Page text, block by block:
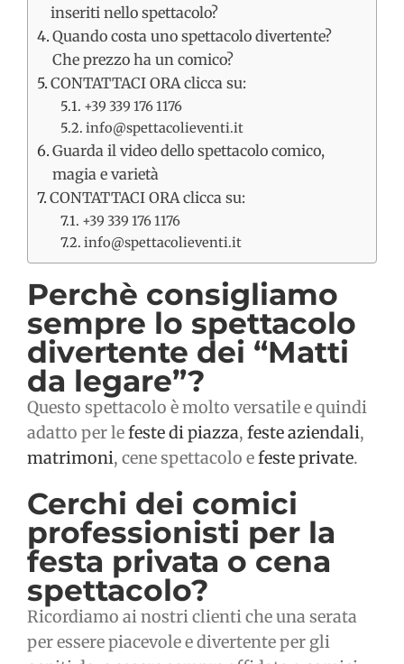
inseriti nello spettacolo?
Quando costa uno spettacolo divertente?
Che prezzo ha un comico?
CONTATTACI ORA clicca su:
+39 339 176 1176
info@spettacolieventi.it
Guarda il video dello spettacolo comico,
magia e varietà
CONTATTACI ORA clicca su:
+39 339 176 1176
info@spettacolieventi.it
Perchè consigliamo
sempre lo spettacolo
divertente dei “Matti
da legare”?
Questo spettacolo è molto versatile e quindi
adatto per lefeste di piazza, feste aziendali,
matrimoni, cene spettacolo efeste private.
Cerchi dei comici
professionisti per la
festa privata o cena
spettacolo?
Ricordiamo ai nostri clienti che una serata
per essere piacevole e divertente per gli